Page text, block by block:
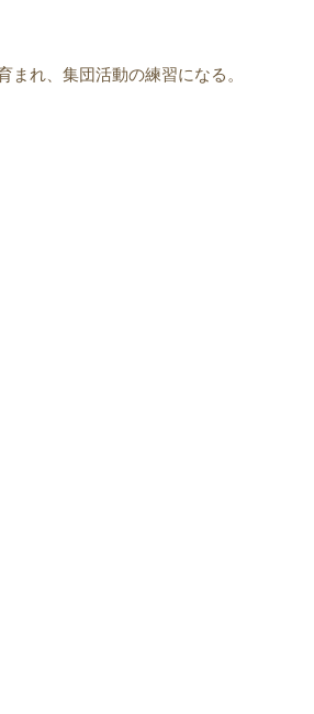
れ、集団活動の練習になる。